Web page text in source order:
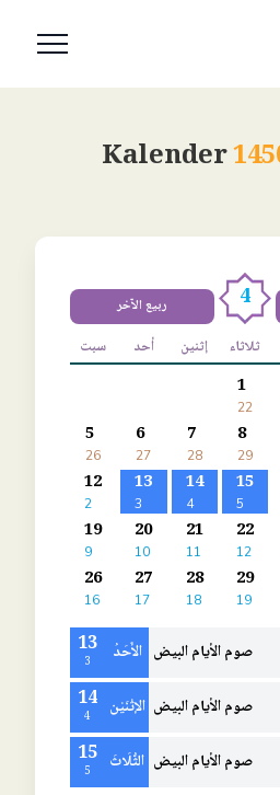
Kalender
ربيع الآخر 4
سبت أحد إثنين ثلاثاء
1
22
5
26
6
27
7
28
8
29
12
2
13
3
14
4
15
5
19
9
20
10
21
11
22
12
26
16
27
17
28
18
29
19
13
3 الأَحَدُ صوم الأيام البيض
14
4 الإثْنَيْن صوم الأيام البيض
15
5 الثُّلَاثَ صوم الأيام البيض